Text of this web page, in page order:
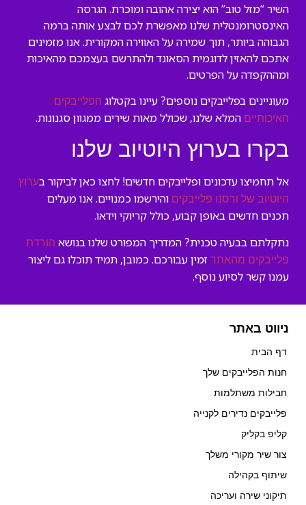
השיר “מזל טוב” הוא יצירה אהובה ומוכרת. הגרסה
האינסטרומנטלית שלנו מאפשרת לכם לבצע אותה ברמה
הגבוהה ביותר, תוך שמירה על האווירה המקורית. אנו מזמינים
אתכם להאזין לדוגמית הסאונד ולהתרשם בעצמכם מהאיכות
ומההקפדה על הפרטים.
מעוניינים בפלייבקים נוספים? עיינו בקטלוג הפלייבקים
האיכותיים המלא שלנו, שכולל מאות שירים ממגוון סגנונות.
בקרו בערוץ היוטיוב שלנו
אל תחמיצו עדכונים ופלייבקים חדשים! לחצו כאן לביקור בערוץ
היוטיוב של ורסנו פלייבקים והירשמו כמנויים. אנו מעלים
תכנים חדשים באופן קבוע, כולל קריוקי וידאו.
נתקלתם בבעיה טכנית? המדריך המפורט שלנו בנושא הורדת
פלייבקים מהאתר זמין עבורכם. כמובן, תמיד תוכלו גם ליצור
עמנו קשר לסיוע נוסף.
ניווט באתר
דף הבית
חנות הפלייבקים שלך
חבילות משתלמות
פלייבקים נדירים לקנייה
קליפ בקליק
צור שיר מקורי משלך
שיתוף בקהילה
תיקוני שירה ועריכה